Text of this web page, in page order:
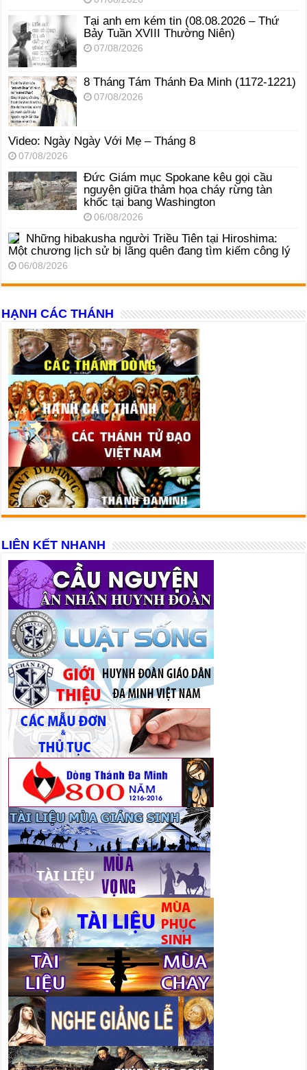
Tại anh em kém tin (08.08.2026 – Thứ
Bảy Tuần XVIII Thường Niên)
07/08/2026
8 Tháng Tám Thánh Ða Minh (1172-1221)
07/08/2026
Video: Ngày Ngày Với Mẹ – Tháng 8
07/08/2026
Đức Giám mục Spokane kêu gọi cầu
nguyện giữa thảm họa cháy rừng tàn
khốc tại bang Washington
06/08/2026
Những hibakusha người Triều Tiên tại Hiroshima:
Một chương lịch sử bị lãng quên đang tìm kiếm công lý
06/08/2026
HẠNH CÁC THÁNH
LIÊN KẾT NHANH